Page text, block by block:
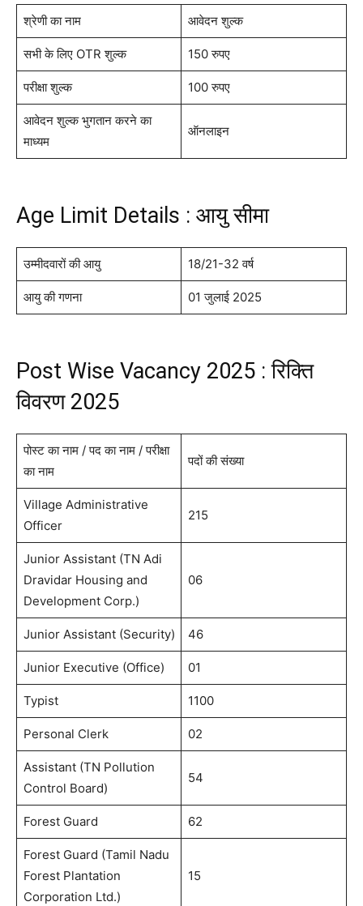
श्रेणी का नाम आवेदन शुल्क
सभी के लिए OTR शुल्क 150 रुपए
परीक्षा शुल्क 100 रुपए
आवेदन शुल्क भुगतान करने का
माध्यम
ऑनलाइन
Age Limit Details : आयु सीमा
उम्मीदवारों की आयु 18/21-32 वर्ष
आयु की गणना 01 जुलाई 2025
Post Wise Vacancy 2025 : रिक्ति
विवरण 2025
पोस्ट का नाम / पद का नाम / परीक्षा
का नाम
पदों की संख्या
Village Administrative
Officer
215
Junior Assistant (TN Adi
Dravidar Housing and
Development Corp.)
06
Junior Assistant (Security) 46
Junior Executive (Office) 01
Typist 1100
Personal Clerk 02
Assistant (TN Pollution
Control Board)
54
Forest Guard 62
Forest Guard (Tamil Nadu
Forest Plantation
Corporation Ltd.)
15